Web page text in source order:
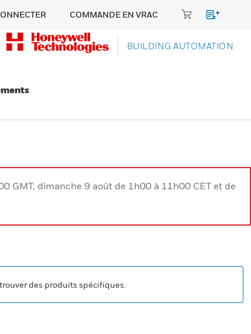
COMMANDE EN VRAC
BUILDING AUTOMATION
GMT, dimanche 9 août de 1h00 à 11h00 CET et de
des produits spécifiques.